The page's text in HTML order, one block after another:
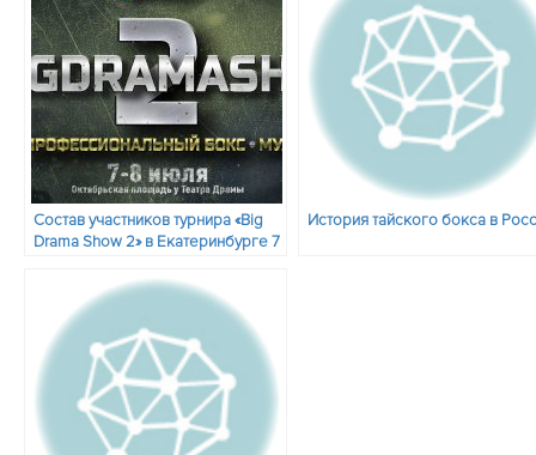
Состав участников турнира «Big
Drama Show 2» в Екатеринбурге 7
История тайского бокса в